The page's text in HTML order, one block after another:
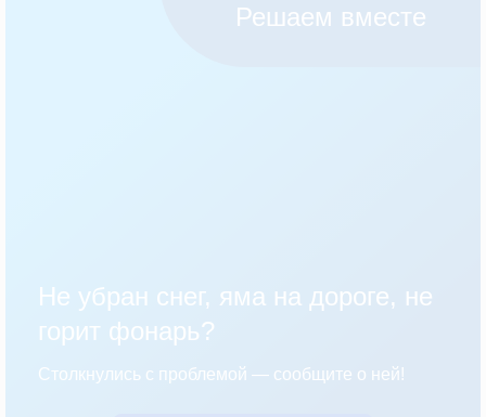
Решаем вместе
Не убран снег, яма на дороге, не
горит фонарь?
Столкнулись с проблемой — сообщите о ней!